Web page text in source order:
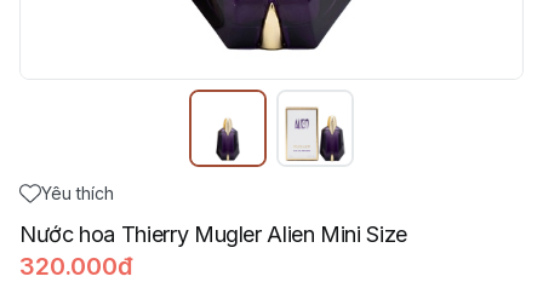
Yêu thích
Nước hoa Thierry Mugler Alien Mini Size
320.000đ